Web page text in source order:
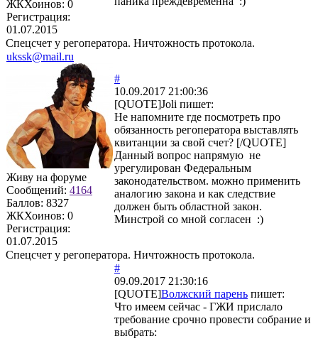
ЖКХоинов: 0
Регистрация:
01.07.2015
Спецсчет у регоператора. Ничтожность протокола.
ukssk@mail.ru
Живу на форуме
Сообщений: 4164
Баллов: 8327
ЖКХоинов: 0
Регистрация:
01.07.2015
#
10.09.2017 21:00:36
[QUOTE]Joli пишет:
Не напомните где посмотреть про
обязанность регоператора выставлять
квитанции за свой счет? [/QUOTE]
Данный вопрос напрямую не
урегулирован Федеральным
законодательством. можно применить
аналогию закона и как следствие
должен быть областной закон.
Минстрой со мной согласен :)
Спецсчет у регоператора. Ничтожность протокола.
#
09.09.2017 21:30:16
[QUOTE]Волжский парень пишет:
Что имеем сейчас - ГЖИ прислало
требование срочно провести собрание и
выбрать: